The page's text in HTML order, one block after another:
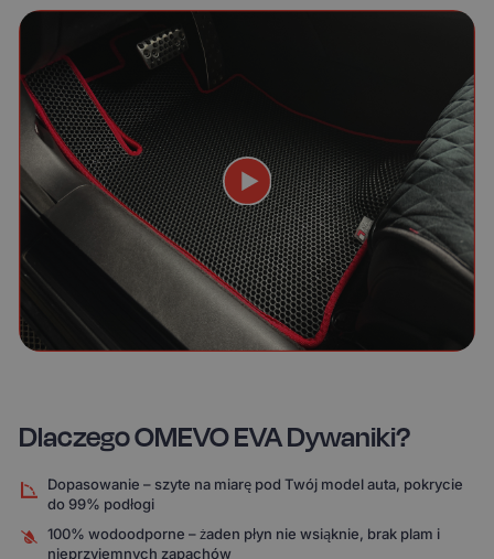
Dlaczego OMEVO EVA Dywaniki?
Dopasowanie – szyte na miarę pod Twój model auta, pokrycie
do 99% podłogi
100% wodoodporne – żaden płyn nie wsiąknie, brak plam i
nieprzyjemnych zapachów